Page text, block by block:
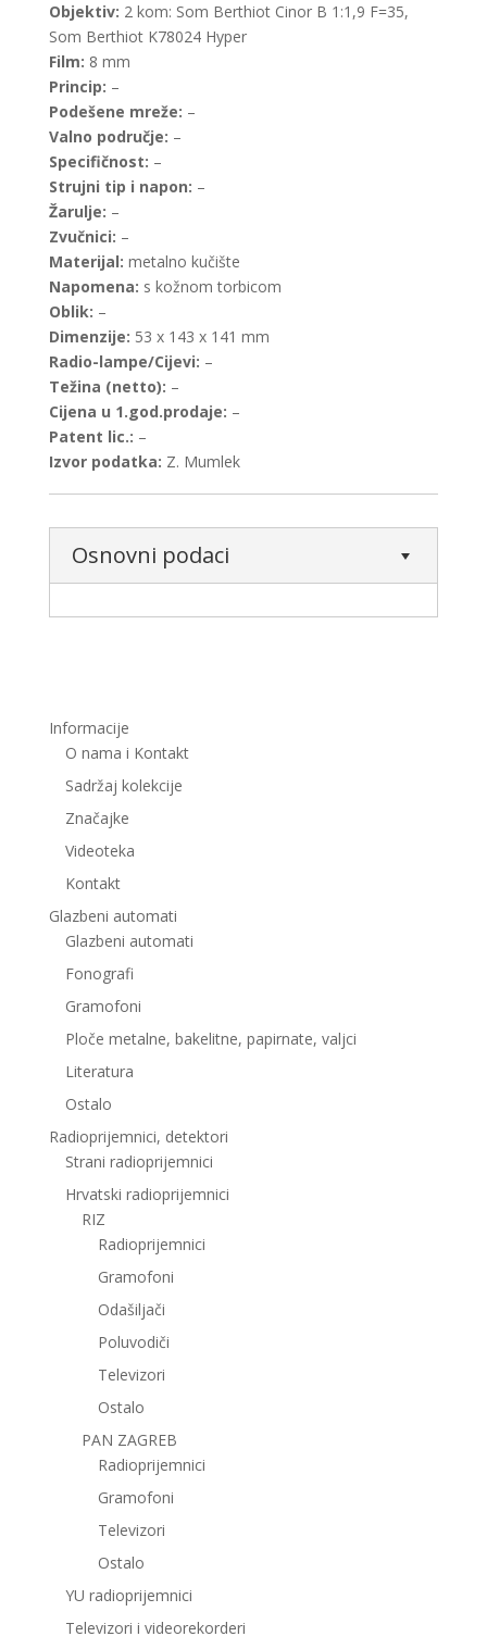
Objektiv: 2 kom: Som Berthiot Cinor B 1:1,9 F=35,
Som Berthiot K78024 Hyper
Film: 8 mm
Princip: –
Podešene mreže: –
Valno područje: –
Specifičnost: –
Strujni tip i napon: –
Žarulje: –
Zvučnici: –
Materijal: metalno kučište
Napomena: s kožnom torbicom
Oblik: –
Dimenzije: 53 x 143 x 141 mm
Radio-lampe/Cijevi: –
Težina (netto): –
Cijena u 1.god.prodaje: –
Patent lic.: –
Izvor podatka: Z. Mumlek
Osnovni podaci
Informacije
O nama i Kontakt
Sadržaj kolekcije
Značajke
Videoteka
Kontakt
Glazbeni automati
Glazbeni automati
Fonografi
Gramofoni
Ploče metalne, bakelitne, papirnate, valjci
Literatura
Ostalo
Radioprijemnici, detektori
Strani radioprijemnici
Hrvatski radioprijemnici
RIZ
Radioprijemnici
Gramofoni
Odašiljači
Poluvodiči
Televizori
Ostalo
PAN ZAGREB
Radioprijemnici
Gramofoni
Televizori
Ostalo
YU radioprijemnici
Televizori i videorekorderi